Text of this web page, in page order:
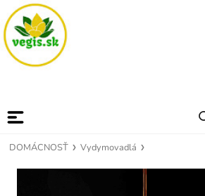
DOMÁCNOSŤ Vydymovadlá